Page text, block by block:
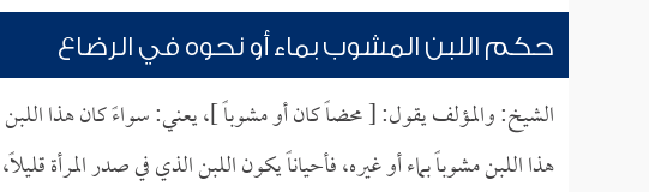
حكم اللبن المشوب بماء أو نحوه في الرضاع
الشيخ: والمؤلف يقول: [ محضاً كان أو مشوباً ]، يعني: سواءً كان هذا
هذا اللبن مشوباً بماء أو غيره، فأحياناً يكون اللبن الذي في صدر المرأة